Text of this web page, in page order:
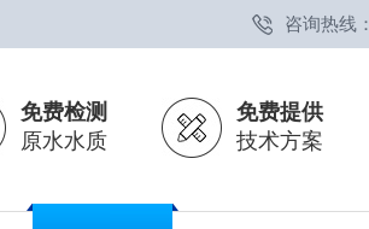
咨询热线：
免费检测
原水水质
免费提供
技术方案